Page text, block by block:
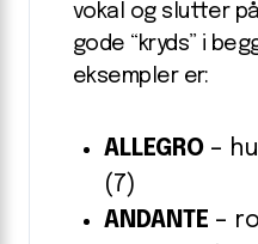
vokal og slutter på
gode “kryds” i
eksempler er:
ALLEGRO–
(7)
ANDANTE –